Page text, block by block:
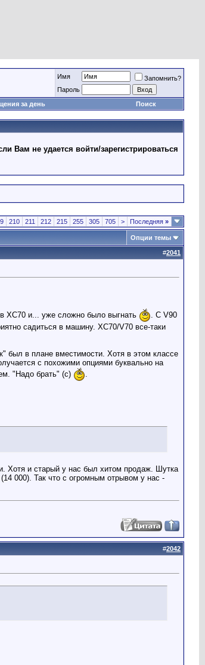
Имя
Запомнить?
Пароль
за день Поиск
Вам не удается войти/зарегистрироваться
210 211 212 215 255 305 705 > Последняя »
Опции темы
#2041
ХС70 и... уже сложно было выгнать
. С V90
садиться в машину. ХС70/V70 все-таки
был в плане вместимости. Хотя в этом классе
с похожими опциями буквально на
"Надо брать" (с)
Хотя и старый у нас был хитом продаж. Шутка
000). Так что с огромным отрывом у нас -
#2042